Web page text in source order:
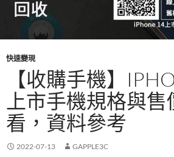
快速變現
【收購手機】
上市手機規格與售
看，資料參考
2022-07-13 GAPPLE3C